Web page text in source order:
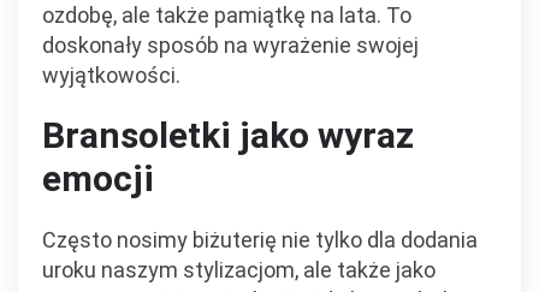
ozdobę, ale także pamiątkę na lata. To
doskonały sposób na wyrażenie swojej
wyjątkowości.
Bransoletki jako wyraz
emocji
Często nosimy biżuterię nie tylko dla dodania
uroku naszym stylizacjom, ale także jako